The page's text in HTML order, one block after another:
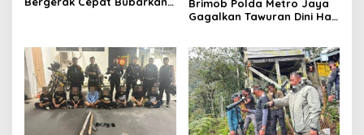
Brimob Polda Metro Jaya
Gagalkan Tawuran Dini Hari
Golf Diamankan